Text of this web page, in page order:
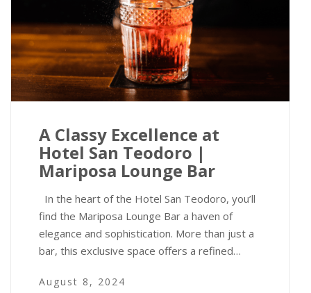
A Classy Excellence at
Hotel San Teodoro |
Mariposa Lounge Bar
In the heart of the Hotel San Teodoro, you’ll
find the Mariposa Lounge Bar a haven of
elegance and sophistication. More than just a
bar, this exclusive space offers a refined…
August 8, 2024